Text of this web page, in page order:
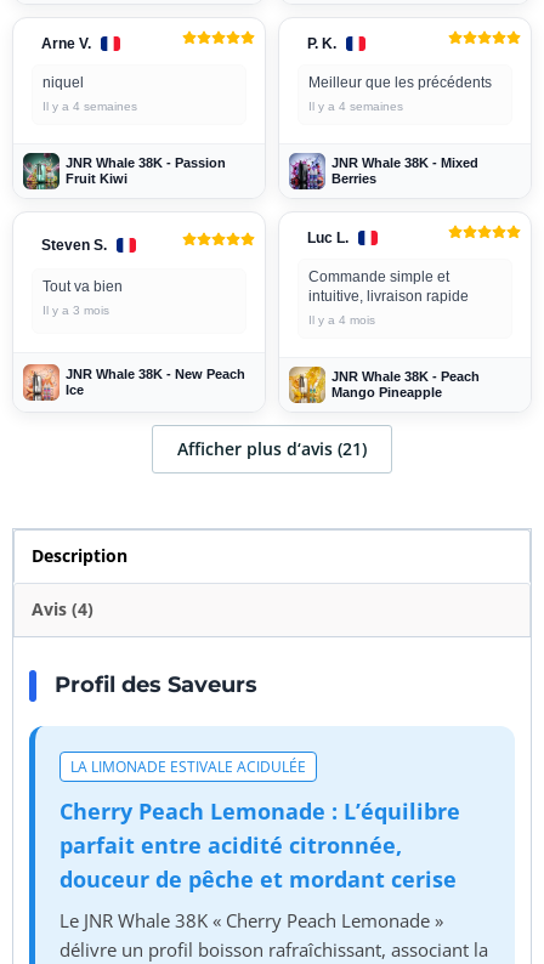
Arne V.
niquel
Il y a 4 semaines
JNR Whale 38K - Passion
Fruit Kiwi
P. K.
Meilleur que les précédents
Il y a 4 semaines
JNR Whale 38K - Mixed
Berries
Steven S.
Tout va bien
Il y a 3 mois
JNR Whale 38K - New Peach
Ice
Luc L.
Commande simple et
intuitive, livraison rapide
Il y a 4 mois
JNR Whale 38K - Peach
Mango Pineapple
Afficher plus d‘avis (21)
Description
Avis (4)
Profil des Saveurs
LA LIMONADE ESTIVALE ACIDULÉE
Cherry Peach Lemonade : L’équilibre
parfait entre acidité citronnée,
douceur de pêche et mordant cerise
Le JNR Whale 38K « Cherry Peach Lemonade »
délivre un profil boisson rafraîchissant, associant la